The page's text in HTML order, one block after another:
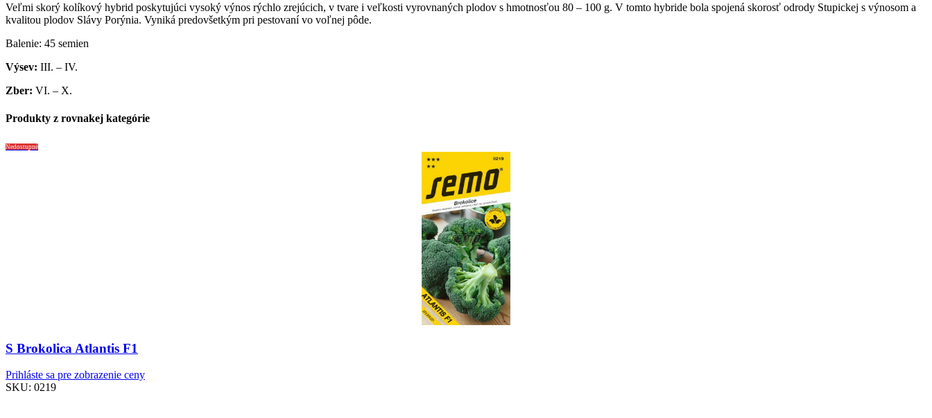
Veľmi skorý kolíkový hybrid poskytujúci vysoký výnos rýchlo zrejúcich, v tvare i veľkosti vyrovnaných plodov s hmotnosťou 80 – 100 g. V tomto hybride bola spojená skorosť odrody Stupickej s výnosom a
kvalitou plodov Slávy Porýnia. Vyniká predovšetkým pri pestovaní vo voľnej pôde.
Balenie: 45 semien
Výsev: III. – IV.
Zber: VI. – X.
Produkty z rovnakej kategórie
Nedostupné
S Brokolica Atlantis F1
Prihláste sa pre zobrazenie ceny
SKU: 0219